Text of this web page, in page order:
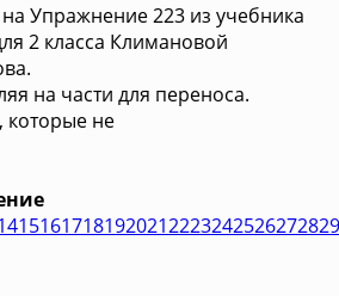
Упражнение 223 из учебника
2 класса Климановой
на части для переноса.
которые не
151617181920212223242526272829